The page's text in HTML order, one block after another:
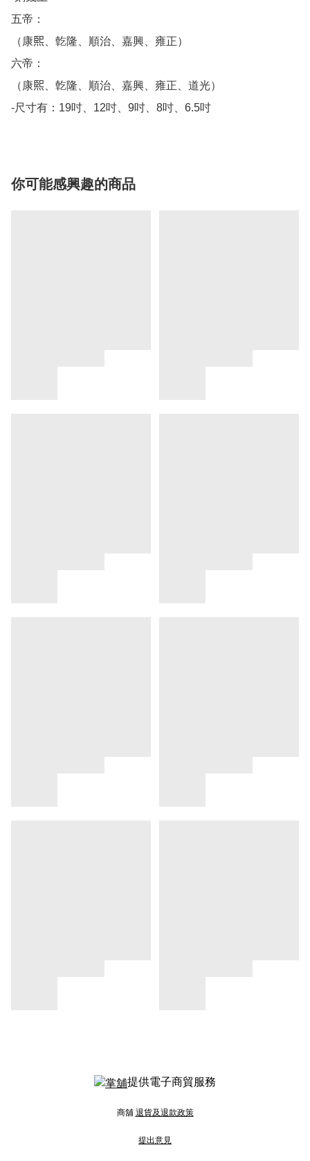
五帝：
（康𤋮、亁隆、順治、嘉興、雍正）
六帝：
（康𤋮、亁隆、順治、嘉興、雍正、道光）
-尺寸有：19吋、12吋、9吋、8吋、6.5吋
你可能感興趣的商品
提供電子商貿服務
商舖 退貨及退款政策
提出意見